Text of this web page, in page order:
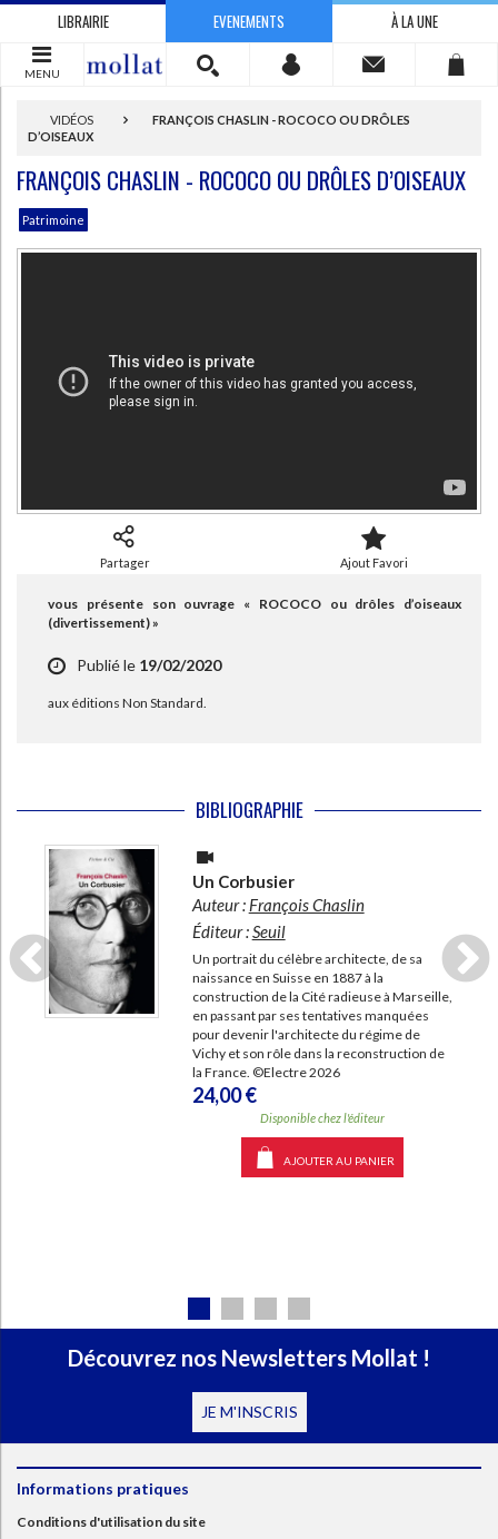
LIBRAIRIE EVENEMENTS À LA UNE
MENU
VIDÉOS
FRANÇOIS CHASLIN - ROCOCO OU DRÔLES
D’OISEAUX
FRANÇOIS CHASLIN - ROCOCO OU DRÔLES D’OISEAUX
Patrimoine
Partager Ajout Favori
vous présente son ouvrage « ROCOCO ou drôles d’oiseaux
(divertissement) »
Publié le 19/02/2020
aux éditions Non Standard.
BIBLIOGRAPHIE
Un Corbusier
Auteur : François Chaslin
Éditeur :Seuil
Un portrait du célèbre architecte, de sa
naissance en Suisse en 1887 à la
construction de la Cité radieuse à Marseille,
en passant par ses tentatives manquées
pour devenir l'architecte du régime de
Vichy et son rôle dans la reconstruction de
la France. ©Electre 2026
24,00 €
Disponible chez l'éditeur
AJOUTER AU PANIER
Découvrez nos Newsletters Mollat !
JE M'INSCRIS
Informations pratiques
Conditions d'utilisation du site